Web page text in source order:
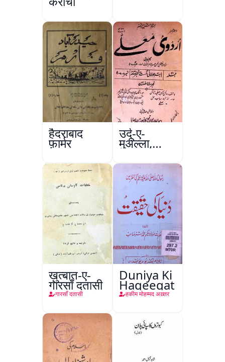
हैदराबाद
फ़ार्मर
उर्दू-ए-
मुअल्ला,
कानपुर
ख़ुत्बात-ए-
गारसाँ दतासी
गारसाँ दतासी
Duniya Ki
Haqeeqat
हकीम मोहम्मद अख़्तर